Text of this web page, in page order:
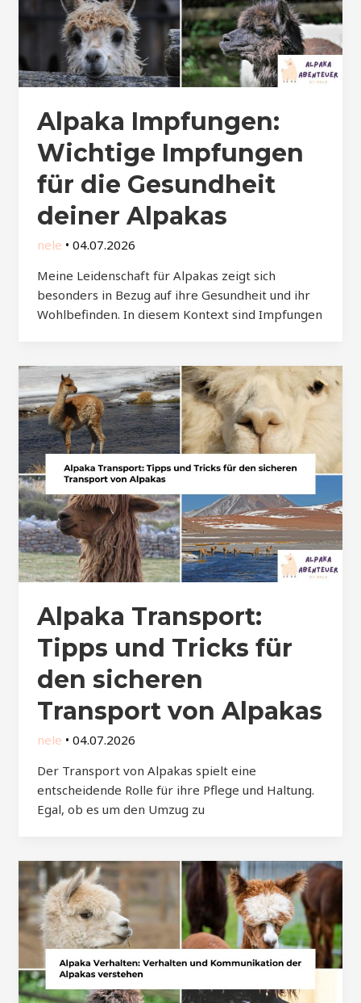
Alpaka Impfungen:
Wichtige Impfungen
für die Gesundheit
deiner Alpakas
nele • 04.07.2026
Meine Leidenschaft für Alpakas zeigt sich
besonders in Bezug auf ihre Gesundheit und ihr
Wohlbefinden. In diesem Kontext sind Impfungen
Alpaka Transport:
Tipps und Tricks für
den sicheren
Transport von Alpakas
nele • 04.07.2026
Der Transport von Alpakas spielt eine
entscheidende Rolle für ihre Pflege und Haltung.
Egal, ob es um den Umzug zu